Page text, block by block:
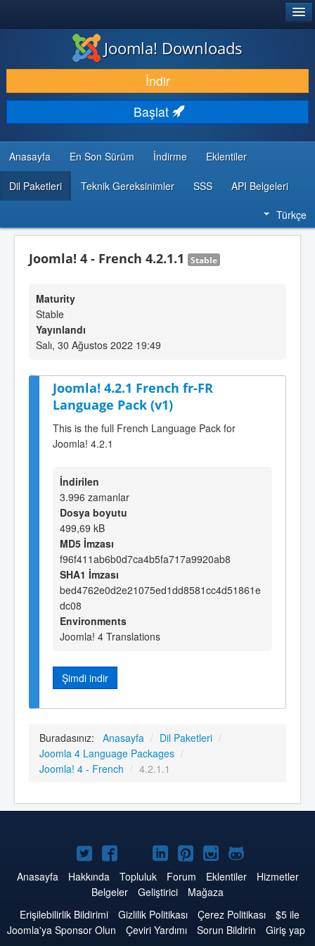
İNDIR & GENIŞLET
KEŞFET & ÖĞREN
TOPLULUK & DESTEK
GELIŞTIRICI KAYNAKLARI
Joomla! Downloads
İndir
Başlat
Anasayfa En Son Sürüm İndirme Eklentiler
Dil Paketleri Teknik Gereksinimler SSS API Belgeleri
Türkçe
Joomla! 4 - French 4.2.1.1 Stable
Maturity
Stable
Yayınlandı
Salı, 30 Ağustos 2022 19:49
Joomla! 4.2.1 French fr-FR
Language Pack (v1)
This is the full French Language Pack for
Joomla! 4.2.1
İndirilen
3.996 zamanlar
Dosya boyutu
499,69 kB
MD5 İmzası
f96f411ab6b0d7ca4b5fa717a9920ab8
SHA1 İmzası
bed4762e0d2e21075ed1dd8581cc4d51861e
dc08
Environments
Joomla! 4 Translations
Şimdi indir
Buradasınız: Anasayfa / Dil Paketleri /
Joomla 4 Language Packages /
Joomla! 4 - French / 4.2.1.1
Twitter'da
Joomla
Facebook'da
Joomla
YouTube'da
Joomla
LinkedIn'de
Joomla
Pinterest'de
Joomla
Instagram'da
Joomla
GitHub'da
Joomla
Anasayfa Hakkında Topluluk Forum Eklentiler
Hizmetler
Belgeler
Geliştirici
Mağaza
Erişilebilirlik Bildirimi
Gizlilik Politikası Çerez Politikası
$5 ile
Joomla'ya Sponsor Olun
Çeviri Yardımı Sorun Bildirin
Giriş yap